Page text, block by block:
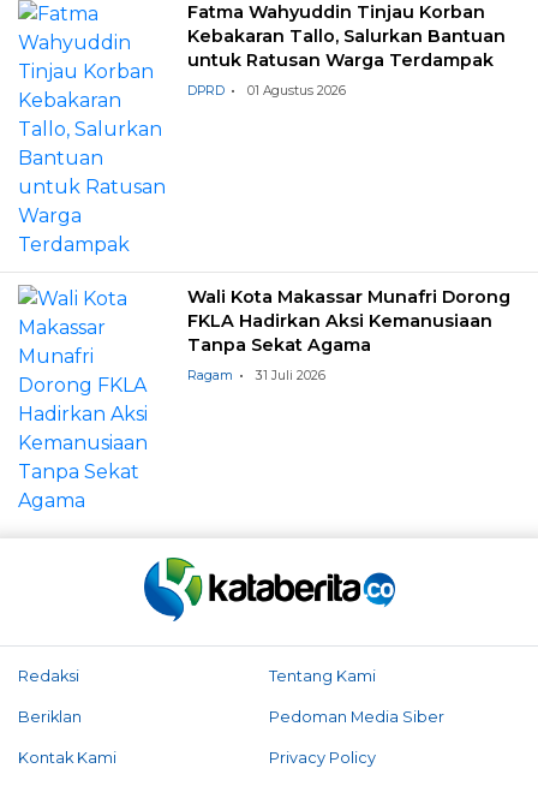
Fatma Wahyuddin Tinjau Korban
Kebakaran Tallo, Salurkan Bantuan
untuk Ratusan Warga Terdampak
DPRD 01 Agustus 2026
Wali Kota Makassar Munafri Dorong
FKLA Hadirkan Aksi Kemanusiaan
Tanpa Sekat Agama
Ragam 31 Juli 2026
Redaksi Tentang Kami
Beriklan Pedoman Media Siber
Kontak Kami Privacy Policy